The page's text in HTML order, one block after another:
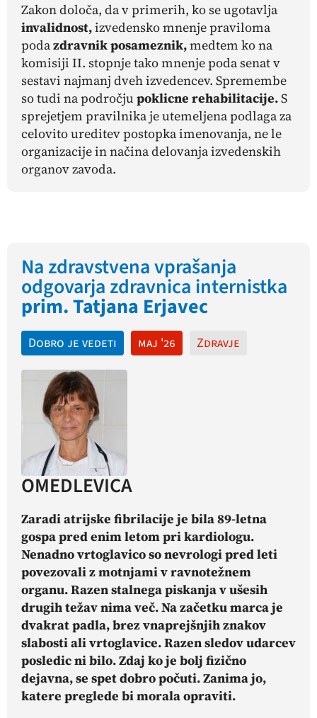
Zakon določa, da v primerih, ko se ugotavlja
invalidnost,izvedensko mnenje praviloma
podazdravnik posameznik,medtem ko na
komisiji II. stopnje tako mnenje poda senat v
sestavi najmanj dveh izvedencev. Spremembe
so tudi na področju poklicne rehabilitacije.S
sprejetjem pravilnika je utemeljena podlaga za
celovito ureditev postopka imenovanja, ne le
organizacije in načina delovanja izvedenskih
organov zavoda.
Na zdravstvena vprašanja
odgovarja zdravnica internistka
prim. Tatjana Erjavec
Dobro je vedeti maj '26 Zdravje
OMEDLEVICA
Zaradi atrijske fibrilacije je bila 89-letna
gospa pred enim letom pri kardiologu.
Nenadno vrtoglavico so nevrologi pred leti
povezovali z motnjami v ravnotežnem
organu. Razen stalnega piskanja v ušesih
drugih težav nima več. Na začetku marca je
dvakrat padla, brez vnaprejšnjih znakov
slabosti ali vrtoglavice. Razen sledov udarcev
posledic ni bilo. Zdaj ko je bolj fizično
dejavna, se spet dobro počuti. Zanima jo,
katere preglede bi morala opraviti.